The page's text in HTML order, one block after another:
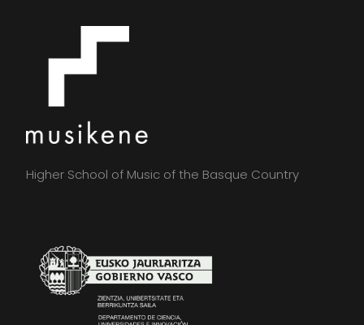
Higher School of Music of the Basque Country